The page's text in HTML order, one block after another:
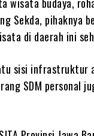
Sekda, pihaknya
di daerah ini
sisi infrastruktur
SDM personal